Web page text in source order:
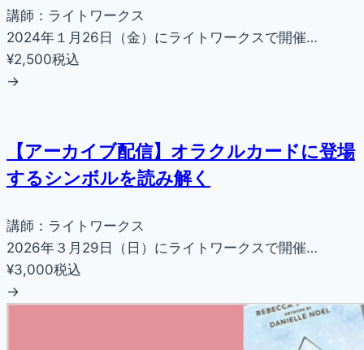
講師：ライトワークス
2024年１月26日（金）にライトワークスで開催…
¥2,500税込
→
【アーカイブ配信】オラクルカードに登場
するシンボルを読み解く
講師：ライトワークス
2026年３月29日（日）にライトワークスで開催…
¥3,000税込
→